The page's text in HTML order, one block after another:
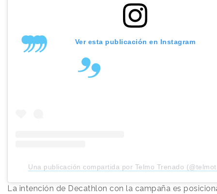
Ver esta publicación en Instagram
Una publicación compartida por Telmo Trenado
La intención de Decathlon con la campaña es